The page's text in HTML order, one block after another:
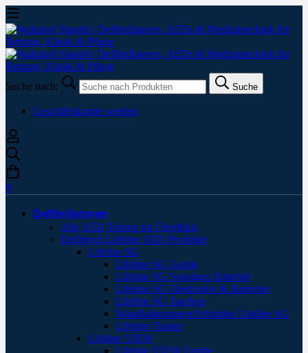
Suche nach: Suche
Geschäftskunde werden
0
Defibrillatoren
Alle AED Trainer im Überblick
Defibtech Lifeline AED Produkte
Lifeline SG
Lifeline SG Geräte
Lifeline SG Sonstiges Zubehör
Lifeline SG Elektroden & Batterien
Lifeline SG Taschen
Wandhalterungen/Schränke Lifeline SG
Lifeline Trainer
Lifeline VIEW
Lifeline VIEW Geräte